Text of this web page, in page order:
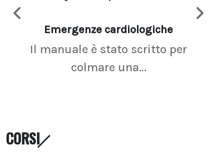
Emergenze cardiologiche
Il manuale è stato scritto per
colmare una...
CORSI